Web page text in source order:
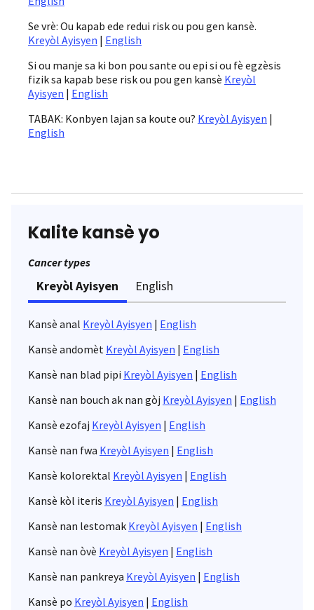
Se vrè: Ou kapab ede redui risk ou pou gen kansè.
Kreyòl Ayisyen | English
Si ou manje sa ki bon pou sante ou epi si ou fè egzèsis
fizik sa kapab bese risk ou pou gen kansè Kreyòl
Ayisyen | English
TABAK: Konbyen lajan sa koute ou? Kreyòl Ayisyen |
English
Kalite kansè yo
Cancer types
Kreyòl Ayisyen English
Kansè anal Kreyòl Ayisyen | English
Kansè andomèt Kreyòl Ayisyen | English
Kansè nan blad pipi Kreyòl Ayisyen | English
Kansè nan bouch ak nan gòj Kreyòl Ayisyen | English
Kansè ezofaj Kreyòl Ayisyen | English
Kansè nan fwa Kreyòl Ayisyen | English
Kansè kolorektal Kreyòl Ayisyen | English
Kansè kòl iteris Kreyòl Ayisyen | English
Kansè nan lestomak Kreyòl Ayisyen | English
Kansè nan òvè Kreyòl Ayisyen | English
Kansè nan pankreya Kreyòl Ayisyen | English
Kansè po Kreyòl Ayisyen | English